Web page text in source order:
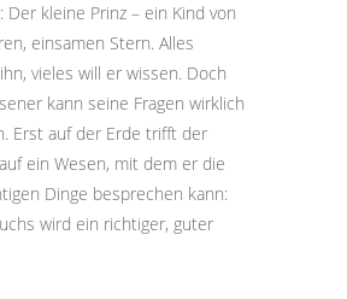
Der kleine Prinz – ein Kind von
einsamen Stern. Alles
vieles will er wissen. Doch
kann seine Fragen wirklich
Erst auf der Erde trifft der
ein Wesen, mit dem er die
Dinge besprechen kann:
wird ein richtiger, guter